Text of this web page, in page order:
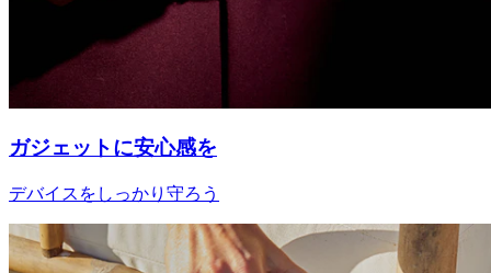
ガジェットに安心感を
デバイスをしっかり守ろう